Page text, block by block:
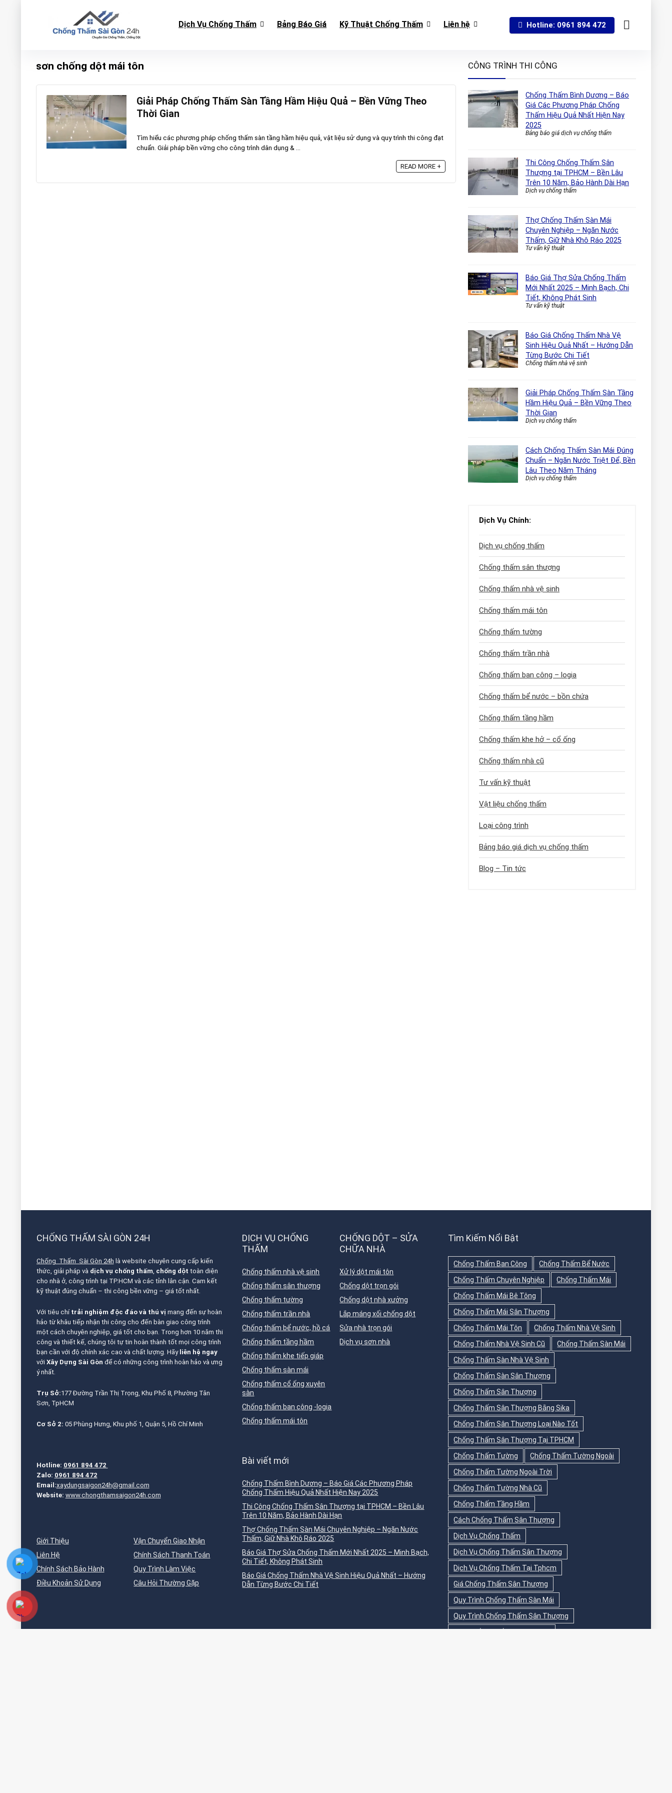
Dịch Vụ Chống Thấm Bảng Báo Giá Kỹ Thuật Chống Thấm Liên hệ Hotline: 0961 894 472
sơn chống dột mái tôn
Giải Pháp Chống Thấm Sàn Tầng Hầm Hiệu Quả – Bền Vững Theo
Thời Gian
Tìm hiểu các phương pháp chống thấm sàn tầng hầm hiệu quả, vật liệu sử dụng và quy trình thi công đạt
chuẩn. Giải pháp bền vững cho công trình dân dụng & ...
READ MORE +
CÔNG TRÌNH THI CÔNG
Chống Thấm Bình Dương – Báo
Giá Các Phương Pháp Chống
Thấm Hiệu Quả Nhất Hiện Nay
2025
Bảng báo giá dịch vụ chống thấm
Thi Công Chống Thấm Sân
Thượng tại TPHCM – Bền Lâu
Trên 10 Năm, Bảo Hành Dài Hạn
Dịch vụ chống thấm
Thợ Chống Thấm Sàn Mái
Chuyên Nghiệp – Ngăn Nước
Thấm, Giữ Nhà Khô Ráo 2025
Tư vấn kỹ thuật
Báo Giá Thợ Sửa Chống Thấm
Mới Nhất 2025 – Minh Bạch, Chi
Tiết, Không Phát Sinh
Tư vấn kỹ thuật
Báo Giá Chống Thấm Nhà Vệ
Sinh Hiệu Quả Nhất – Hướng Dẫn
Từng Bước Chi Tiết
Chống thấm nhà vệ sinh
Giải Pháp Chống Thấm Sàn Tầng
Hầm Hiệu Quả – Bền Vững Theo
Thời Gian
Dịch vụ chống thấm
Cách Chống Thấm Sàn Mái Đúng
Chuẩn – Ngăn Nước Triệt Để, Bền
Lâu Theo Năm Tháng
Dịch vụ chống thấm
Dịch Vụ Chính:
Dịch vụ chống thấm
Chống thấm sân thượng
Chống thấm nhà vệ sinh
Chống thấm mái tôn
Chống thấm tường
Chống thấm trần nhà
Chống thấm ban công – logia
Chống thấm bể nước – bồn chứa
Chống thấm tầng hầm
Chống thấm khe hở – cổ ống
Chống thấm nhà cũ
Tư vấn kỹ thuật
Vật liệu chống thấm
Loại công trình
Bảng báo giá dịch vụ chống thấm
Blog – Tin tức
CHỐNG THẤM SÀI GÒN 24H
Chống Thấm Sài Gòn 24h là website chuyên cung cấp kiến
thức, giải pháp và dịch vụ chống thấm, chống dột toàn diện
cho nhà ở, công trình tại TP.HCM và các tỉnh lân cận. Cam kết
kỹ thuật đúng chuẩn – thi công bền vững – giá tốt nhất.
Với tiêu chí trải nghiệm độc đáo và thú vị mang đến sự hoàn
hảo từ khâu tiếp nhận thi công cho đến bàn giao công trình
một cách chuyên nghiệp, giá tốt cho bạn. Trong hơn 10 năm thi
công và thiết kế, chúng tôi tự tin hoàn thành tốt mọi công trình
bạn cần với độ chính xác cao và chất lượng. Hãy liên hệ ngay
với Xây Dựng Sài Gòn để có những công trình hoàn hảo và ưng
ý nhất.
Trụ Sở:177 Đường Trần Thị Trọng, Khu Phố 8, Phường Tân
Sơn, TpHCM
Cơ Sở 2: 05 Phùng Hưng, Khu phố 1, Quận 5, Hồ Chí Minh
Hotline: 0961 894 472
Zalo: 0961 894 472
Email:xaydungsaigon24h@gmail.com
Website: www.chongthamsaigon24h.com
Giới Thiệu
Liên Hệ
Chính Sách Bảo Hành
Điều Khoản Sử Dụng
Vận Chuyển Giao Nhận
Chính Sách Thanh Toán
Quy Trình Làm Việc
Câu Hỏi Thường Gặp
DỊCH VỤ CHỐNG
THẤM
Chống thấm nhà vệ sinh
Chống thấm sân thượng
Chống thấm tường
Chống thấm trần nhà
Chống thấm bể nước, hồ cá
Chống thấm tầng hầm
Chống thấm khe tiếp giáp
Chống thấm sàn mái
Chống thấm cổ ống xuyên
sàn
Chống thấm ban công -logia
Chống thấm mái tôn
CHỐNG DỘT – SỬA
CHỮA NHÀ
Xử lý dột mái tôn
Chống dột trọn gói
Chống dột nhà xưởng
Lắp máng xối chống dột
Sửa nhà trọn gói
Dịch vụ sơn nhà
Bài viết mới
Chống Thấm Bình Dương – Báo Giá Các Phương Pháp
Chống Thấm Hiệu Quả Nhất Hiện Nay 2025
Thi Công Chống Thấm Sân Thượng tại TPHCM – Bền Lâu
Trên 10 Năm, Bảo Hành Dài Hạn
Thợ Chống Thấm Sàn Mái Chuyên Nghiệp – Ngăn Nước
Thấm, Giữ Nhà Khô Ráo 2025
Báo Giá Thợ Sửa Chống Thấm Mới Nhất 2025 – Minh Bạch,
Chi Tiết, Không Phát Sinh
Báo Giá Chống Thấm Nhà Vệ Sinh Hiệu Quả Nhất – Hướng
Dẫn Từng Bước Chi Tiết
Tìm Kiếm Nổi Bật
Chống Thấm Ban Công
Chống Thấm Bể Nước
Chống Thấm Chuyên Nghiệp
Chống Thấm Mái
Chống Thấm Mái Bê Tông
Chống Thấm Mái Sân Thượng
Chống Thấm Mái Tôn
Chống Thấm Nhà Vệ Sinh
Chống Thấm Nhà Vệ Sinh Cũ
Chống Thấm Sàn Mái
Chống Thấm Sàn Nhà Vệ Sinh
Chống Thấm Sàn Sân Thượng
Chống Thấm Sân Thượng
Chống Thấm Sân Thượng Bằng Sika
Chống Thấm Sân Thượng Loại Nào Tốt
Chống Thấm Sân Thượng Tại TPHCM
Chống Thấm Tường
Chống Thấm Tường Ngoài
Chống Thấm Tường Ngoài Trời
Chống Thấm Tường Nhà Cũ
Chống Thấm Tầng Hầm
Cách Chống Thấm Sân Thượng
Dịch Vụ Chống Thấm
Dịch Vụ Chống Thấm Sân Thượng
Dịch Vụ Chống Thấm Tại Tphcm
Giá Chống Thấm Sân Thượng
Quy Trình Chống Thấm Sàn Mái
Quy Trình Chống Thấm Sân Thượng